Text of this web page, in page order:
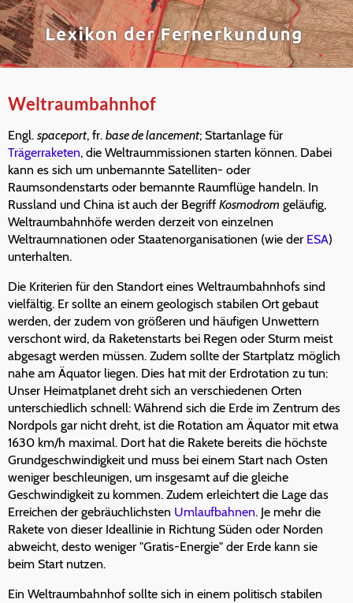
Weltraumbahnhof
Engl. spaceport, fr. base de lancement; Startanlage für
Trägerraketen, die Weltraummissionen starten können. Dabei
kann es sich um unbemannte Satelliten- oder
Raumsondenstarts oder bemannte Raumflüge handeln. In
Russland und China ist auch der Begriff Kosmodrom geläufig,
Weltraumbahnhöfe werden derzeit von einzelnen
Weltraumnationen oder Staatenorganisationen (wie der ESA)
unterhalten.
Die Kriterien für den Standort eines Weltraumbahnhofs sind
vielfältig. Er sollte an einem geologisch stabilen Ort gebaut
werden, der zudem von größeren und häufigen Unwettern
verschont wird, da Raketenstarts bei Regen oder Sturm meist
abgesagt werden müssen. Zudem sollte der Startplatz möglich
nahe am Äquator liegen. Dies hat mit der Erdrotation zu tun:
Unser Heimatplanet dreht sich an verschiedenen Orten
unterschiedlich schnell: Während sich die Erde im Zentrum des
Nordpols gar nicht dreht, ist die Rotation am Äquator mit etwa
1630 km/h maximal. Dort hat die Rakete bereits die höchste
Grundgeschwindigkeit und muss bei einem Start nach Osten
weniger beschleunigen, um insgesamt auf die gleiche
Geschwindigkeit zu kommen. Zudem erleichtert die Lage das
Erreichen der gebräuchlichsten Umlaufbahnen. Je mehr die
Rakete von dieser Ideallinie in Richtung Süden oder Norden
abweicht, desto weniger "Gratis-Energie" der Erde kann sie
beim Start nutzen.
Ein Weltraumbahnhof sollte sich in einem politisch stabilen